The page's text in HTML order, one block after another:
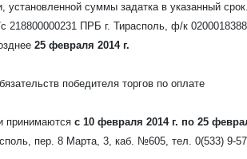
суммы задатка в указанный срок.
218800000231 ПРБ г. Тирасполь, ф/к
25 февраля 2014 г.
победителя торгов по оплате
принимаются с 10 февраля 2014 г. по 25
пер. 8 Марта, 3, каб. №605, тел. 0(533) 9-